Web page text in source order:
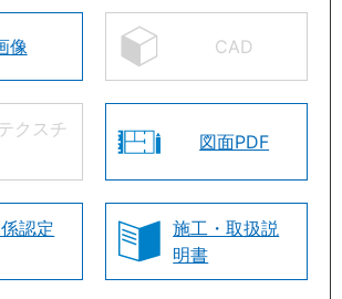
像 CAD
クスチ
図面PDF
認定
施工・取扱説
明書